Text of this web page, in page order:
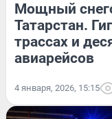
Мощный
Татарстан.
трассах и
авиарейсов
4 января, 2026, 15:15